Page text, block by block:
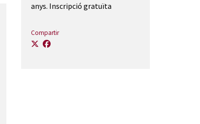
anys. Inscripció gratuïta
Compartir